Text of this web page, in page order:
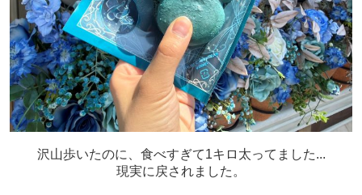
沢山歩いたのに、食べすぎて1キロ太ってました...
現実に戻されました。